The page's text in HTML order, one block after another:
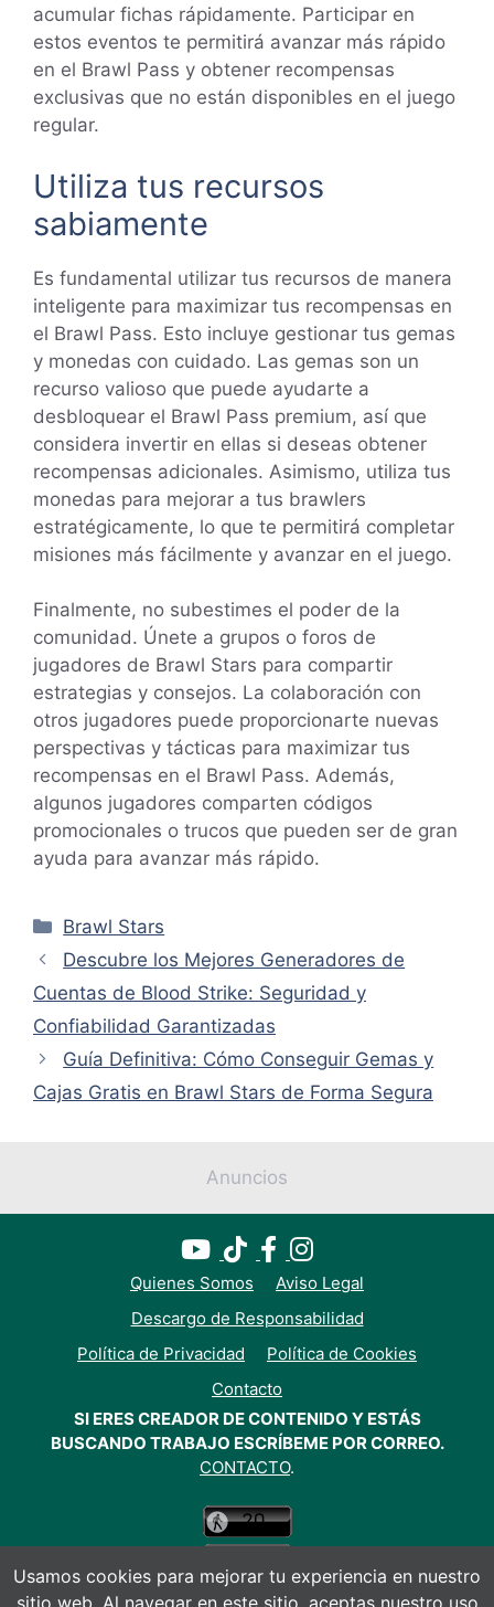
acumular fichas rápidamente. Participar en
estos eventos te permitirá avanzar más rápido
en el Brawl Pass y obtener recompensas
exclusivas que no están disponibles en el juego
regular.
Utiliza tus recursos
sabiamente
Es fundamental utilizar tus recursos de manera
inteligente para maximizar tus recompensas en
el Brawl Pass. Esto incluye gestionar tus gemas
y monedas con cuidado. Las gemas son un
recurso valioso que puede ayudarte a
desbloquear el Brawl Pass premium, así que
considera invertir en ellas si deseas obtener
recompensas adicionales. Asimismo, utiliza tus
monedas para mejorar a tus brawlers
estratégicamente, lo que te permitirá completar
misiones más fácilmente y avanzar en el juego.
Finalmente, no subestimes el poder de la
comunidad. Únete a grupos o foros de
jugadores de Brawl Stars para compartir
estrategias y consejos. La colaboración con
otros jugadores puede proporcionarte nuevas
perspectivas y tácticas para maximizar tus
recompensas en el Brawl Pass. Además,
algunos jugadores comparten códigos
promocionales o trucos que pueden ser de gran
ayuda para avanzar más rápido.
Categorías
Brawl Stars
Descubre los Mejores Generadores de
Cuentas de Blood Strike: Seguridad y
Confiabilidad Garantizadas
Guía Definitiva: Cómo Conseguir Gemas y
Cajas Gratis en Brawl Stars de Forma Segura
Anuncios
Quienes Somos
Aviso Legal
Descargo de Responsabilidad
Política de Privacidad
Política de Cookies
Contacto
SI ERES CREADOR DE CONTENIDO Y ESTÁS
BUSCANDO TRABAJO ESCRÍBEME POR CORREO.
CONTACTO.
Usamos cookies para mejorar tu experiencia en nuestro
sitio web. Al navegar en este sitio, aceptas nuestro uso